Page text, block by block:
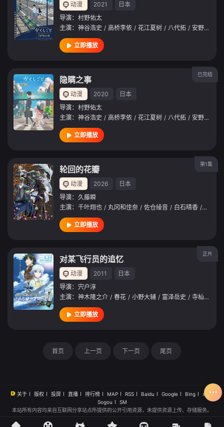
动漫 2021
日本
导演： 村野佑太
主演： 神谷浩史 / 高桥李依 / 花江夏树 / 八代拓 / 安野希世乃
立即播放
已完结
隐瞒之事
动漫 2020
日本
导演： 村野佑太
主演： 神谷浩史 / 高桥李依 / 花江夏树 / 八代拓 / 安野希世乃
立即播放
第1集
轮回的花瓣
动漫 2026
日本
导演： 久藤瞬
主演： 千叶翔也 / 丸冈和佳奈 / 佐仓绫音 / 白石晴香 / 石川界
立即播放
正片
对某飞行员的追忆
动漫 2011
日本
导演： 宍户淳
主演： 神木隆之介 / 春花 / 小野大辅 / 富泽岳史 / 寺杣昌纪
立即播放
首页 上一页 下一页 尾页
关于 版权 投屏 直播 排行榜 MAP RSS Baidu Google Bing
so
Sogou
SM
本站所有内容均来自互联网分享站点所提供的公开引用资源，未提供资源上传、存储服务。